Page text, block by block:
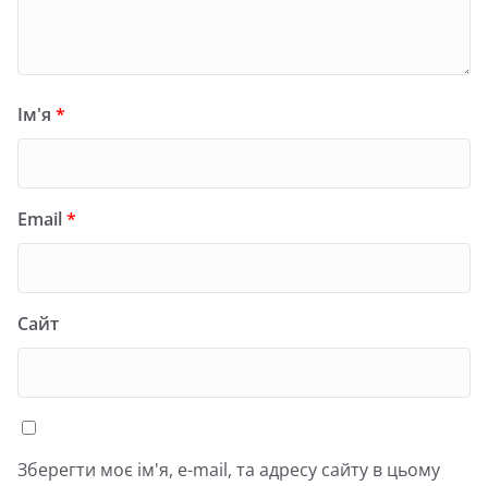
Ім'я *
Email*
Сайт
Зберегти моє ім'я, e-mail, та адресу сайту в цьому